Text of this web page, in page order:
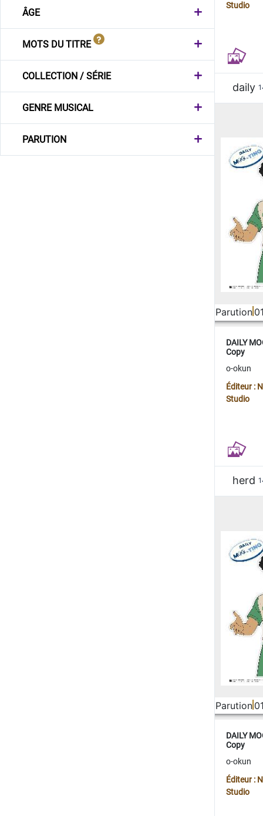
ÂGE
MOTS DU TITRE
COLLECTION / SÉRIE
GENRE MUSICAL
PARUTION
Studio
daily
Parution
DAILY
Copy
o-okun
Éditeur :
Studio
herd
Parution
DAILY
Copy
o-okun
Éditeur :
Studio